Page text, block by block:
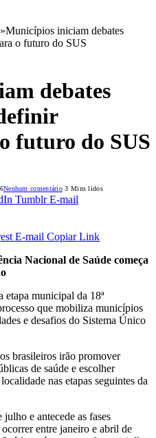
»Municípios iniciam debates
o futuro do SUS
debates
futuro do SUS
Nenhum comentário 3 Mins lidos
Tumblr E-mail
E-mail Copiar Link
Nacional de Saúde começa
etapa municipal da 18ª
que mobiliza municípios
e desafios do Sistema Único
brasileiros irão promover
de saúde e escolher
nas etapas seguintes da
e antecede as fases
entre janeiro e abril de